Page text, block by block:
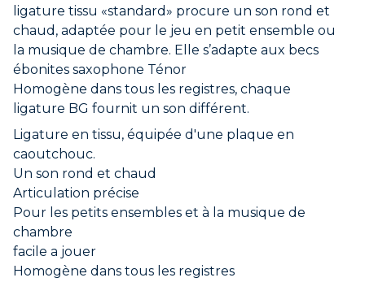
ligature tissu «standard» procure un son rond et
chaud, adaptée pour le jeu en petit ensemble ou
la musique de chambre. Elle s’adapte aux becs
ébonites saxophone Ténor
Homogène dans tous les registres, chaque
ligature BG fournit un son différent.
Ligature en tissu, équipée d'une plaque en
caoutchouc.
Un son rond et chaud
Articulation précise
Pour les petits ensembles et à la musique de
chambre
facile a jouer
Homogène dans tous les registres